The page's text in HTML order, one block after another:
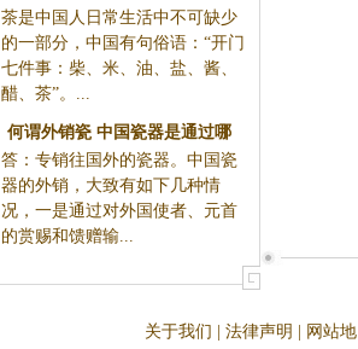
风、宫廷风，众多Fashion茶具
不容错过
茶是中国人日常生活中不可缺少
的一部分，中国有句俗语：“开门
七件事：柴、米、油、盐、酱、
醋、茶”。...
何谓外销瓷 中国瓷器是通过哪
些渠道外销出口的
答：专销往国外的瓷器。中国瓷
器的外销，大致有如下几种情
况，一是通过对外国使者、元首
的赏赐和馈赠输...
关于我们 法律声明 网站